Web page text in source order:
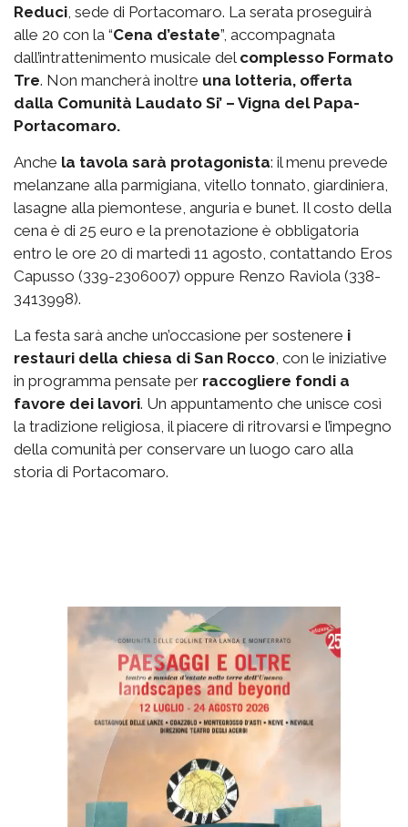
Reduci, sede di Portacomaro. La serata proseguirà
alle 20 con la “Cena d’estate”, accompagnata
dall’intrattenimento musicale del complesso Formato
Tre. Non mancherà inoltre una lotteria, offerta
dalla Comunità Laudato Si’ – Vigna del Papa-
Portacomaro.
Anche la tavola sarà protagonista: il menu prevede
melanzane alla parmigiana, vitello tonnato, giardiniera,
lasagne alla piemontese, anguria e bunet. Il costo della
cena è di 25 euro e la prenotazione è obbligatoria
entro le ore 20 di martedì 11 agosto, contattando Eros
Capusso (339-2306007) oppure Renzo Raviola (338-
3413998).
La festa sarà anche un’occasione per sostenere i
restauri della chiesa di San Rocco, con le iniziative
in programma pensate per raccogliere fondi a
favore dei lavori. Un appuntamento che unisce così
la tradizione religiosa, il piacere di ritrovarsi e l’impegno
della comunità per conservare un luogo caro alla
storia di Portacomaro.